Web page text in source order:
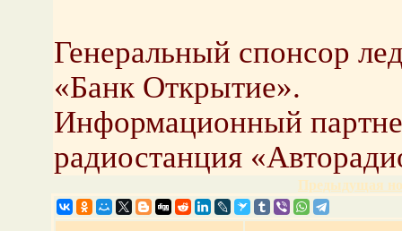
Генеральный спонсор
«Банк Открытие».
Информационный
радиостанция
Предыдущая